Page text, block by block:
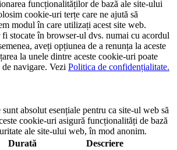
funcționalităților de bază ale site-ului
cookie-uri terțe care ne ajută să
modul în care utilizați acest site web.
stocate în browser-ul dvs. numai cu acordul
aveți opțiunea de a renunța la aceste
la unele dintre aceste cookie-uri poate
navigare. Vezi Politica de confidențialitate.
absolut esențiale pentru ca site-ul web să
cookie-uri asigură funcționalități de bază
ale site-ului web, în ​​mod anonim.
Durată Descriere